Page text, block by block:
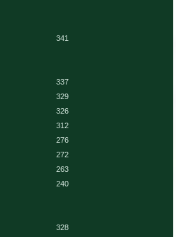
341
337
329
326
312
276
272
263
240
328